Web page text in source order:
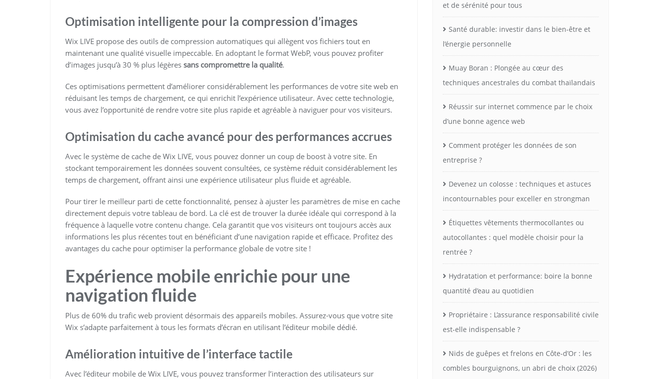
Optimisation intelligente pour la compression d’images
Wix LIVE propose des outils de compression automatiques qui allègent vos fichiers tout en
maintenant une qualité visuelle impeccable. En adoptant le format WebP, vous pouvez profiter
d’images jusqu’à 30 % plus légères sans compromettre la qualité.
Ces optimisations permettent d’améliorer considérablement les performances de votre site web en
réduisant les temps de chargement, ce qui enrichit l’expérience utilisateur. Avec cette technologie,
vous avez l’opportunité de rendre votre site plus rapide et agréable à naviguer pour vos visiteurs.
Optimisation du cache avancé pour des performances accrues
Avec le système de cache de Wix LIVE, vous pouvez donner un coup de boost à votre site. En
stockant temporairement les données souvent consultées, ce système réduit considérablement les
temps de chargement, offrant ainsi une expérience utilisateur plus fluide et agréable.
Pour tirer le meilleur parti de cette fonctionnalité, pensez à ajuster les paramètres de mise en cache
directement depuis votre tableau de bord. La clé est de trouver la durée idéale qui correspond à la
fréquence à laquelle votre contenu change. Cela garantit que vos visiteurs ont toujours accès aux
informations les plus récentes tout en bénéficiant d’une navigation rapide et efficace. Profitez des
avantages du cache pour optimiser la performance globale de votre site !
Expérience mobile enrichie pour une
navigation fluide
Plus de 60% du trafic web provient désormais des appareils mobiles. Assurez-vous que votre site
Wix s’adapte parfaitement à tous les formats d’écran en utilisant l’éditeur mobile dédié.
Amélioration intuitive de l’interface tactile
Avec l’éditeur mobile de Wix LIVE, vous pouvez transformer l’interaction des utilisateurs sur
et de sérénité pour tous
Santé durable: investir dans le bien-être et
l’énergie personnelle
Muay Boran : Plongée au cœur des
techniques ancestrales du combat thaïlandais
Réussir sur internet commence par le choix
d’une bonne agence web
Comment protéger les données de son
entreprise ?
Devenez un colosse : techniques et astuces
incontournables pour exceller en strongman
Étiquettes vêtements thermocollantes ou
autocollantes : quel modèle choisir pour la
rentrée ?
Hydratation et performance: boire la bonne
quantité d’eau au quotidien
Propriétaire : L’assurance responsabilité civile
est-elle indispensable ?
Nids de guêpes et frelons en Côte-d’Or : les
combles bourguignons, un abri de choix (2026)